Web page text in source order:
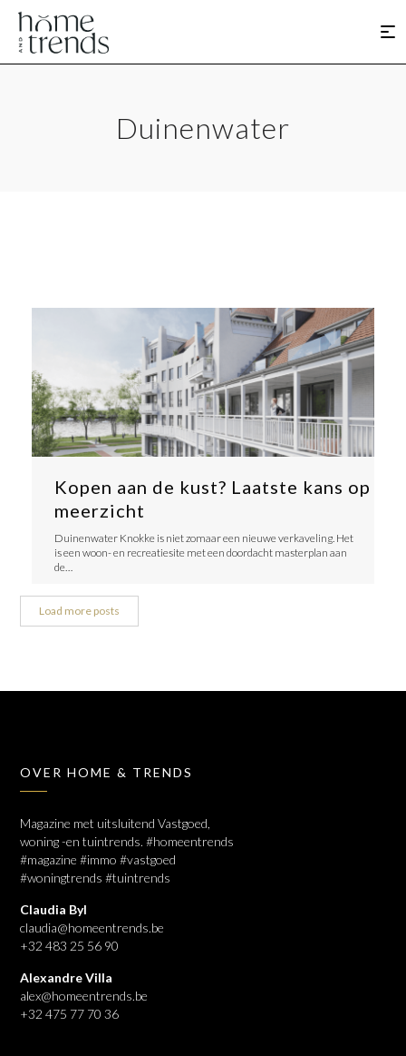
Duinenwater
Kopen aan de kust? Laatste kans op
meerzicht
Duinenwater Knokke is niet zomaar een nieuwe verkaveling. Het
is een woon- en recreatiesite met een doordacht masterplan aan
de…
Load more posts
OVER HOME & TRENDS
Magazine met uitsluitend Vastgoed,
woning -en tuintrends. #homeentrends
#magazine #immo #vastgoed
#woningtrends #tuintrends
Claudia Byl
claudia@homeentrends.be
+32 483 25 56 90
Alexandre Villa
alex@homeentrends.be
+32 475 77 70 36